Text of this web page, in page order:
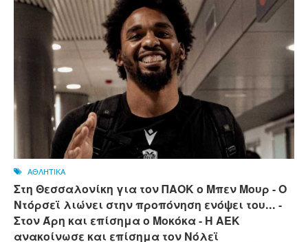
ΑΘΛΗΤΙΚΑ
Στη Θεσσαλονίκη για τον ΠΑΟΚ ο Μπεν Μουρ - Ο
Ντόρσεϊ λιώνει στην προπόνηση ενόψει του... -
Στον Άρη και επίσημα ο Μοκόκα - Η ΑΕΚ
ανακοίνωσε και επίσημα τον Νόλεϊ